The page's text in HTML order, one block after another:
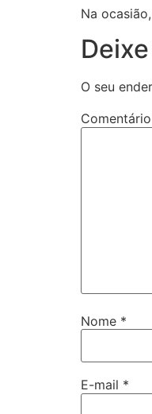
Na
O seu
Comentário
Nome *
E-mail *